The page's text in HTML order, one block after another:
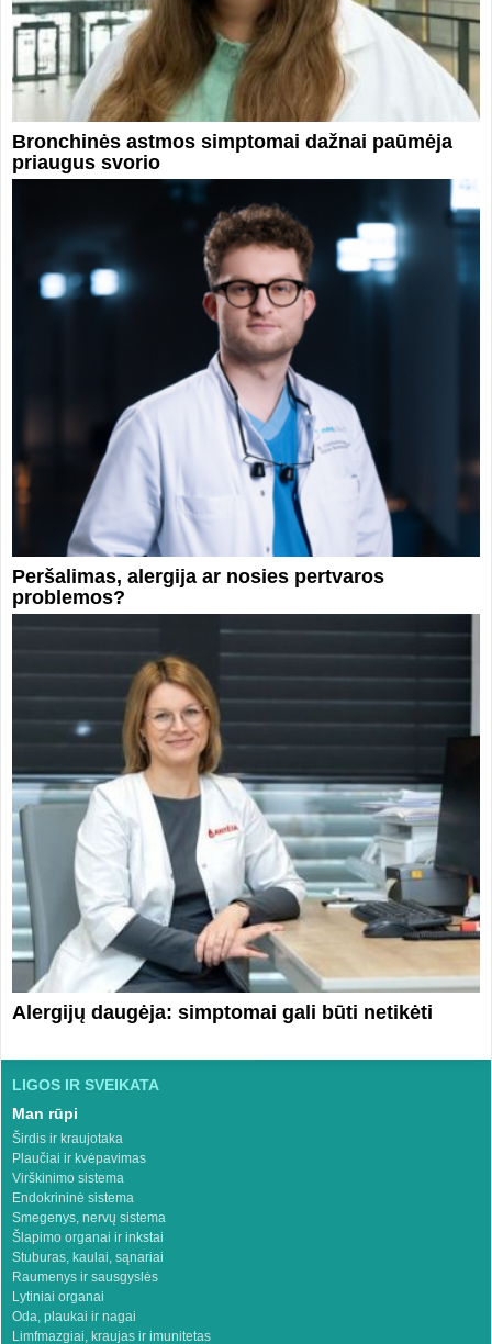
Bronchinės astmos simptomai dažnai paūmėja
priaugus svorio
Peršalimas, alergija ar nosies pertvaros
problemos?
Alergijų daugėja: simptomai gali būti netikėti
LIGOS IR SVEIKATA
Man rūpi
Širdis ir kraujotaka
Plaučiai ir kvėpavimas
Virškinimo sistema
Endokrininė sistema
Smegenys, nervų sistema
Šlapimo organai ir inkstai
Stuburas, kaulai, sąnariai
Raumenys ir sausgyslės
Lytiniai organai
Oda, plaukai ir nagai
Limfmazgiai, kraujas ir imunitetas